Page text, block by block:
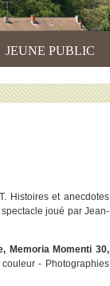
JEUNE PUBLIC
Histoires et anecdotes
joué par Jean-
Memoria Momenti 30,
- Photographies